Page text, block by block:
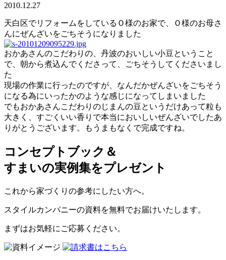
2010.12.27
天白区でリフォームをしているＯ様のお家で、Ｏ様のお母さ
んにぜんざいをごちそうになりました
おかあさんのこだわりの、丹波のおいしい小豆ということ
で、朝から煮込んでくださって、ごちそうしてくださいまし
た
現場の作業に行ったのですが、なんだかぜんざいをごちそう
になる為にいったかのような感じになってしまいました
でもおかあさんこだわりのじまんの豆というだけあって粒も
大きく、すごくいい香りで本当においしいぜんざいでしたあ
りがとうございます。もうまもなくで完成ですね。
コンセプトブック＆
すまいの実例集をプレゼント
これから家づくりの参考にしたい方へ。
スタイルカンパニーの資料を無料でお届けいたします。
まずはお気軽にご応募ください。